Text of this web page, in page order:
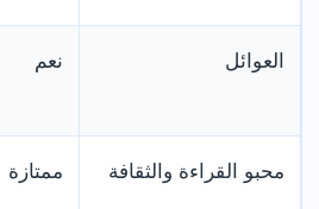
العوائل نعم
محبو القراءة والثقافة ممتازة